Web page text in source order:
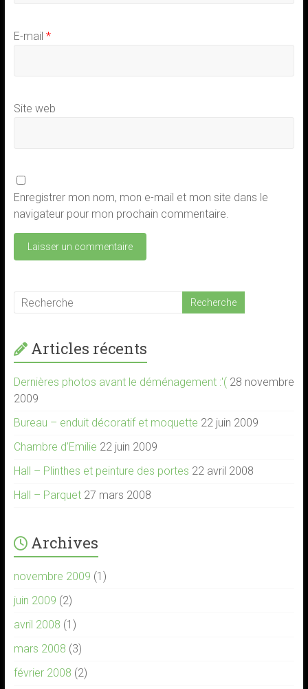
E-mail *
Site web
Enregistrer mon nom, mon e-mail et mon site dans le
navigateur pour mon prochain commentaire.
Articles récents
Dernières photos avant le déménagement :'( 28 novembre
2009
Bureau – enduit décoratif et moquette 22 juin 2009
Chambre d’Emilie 22 juin 2009
Hall – Plinthes et peinture des portes 22 avril 2008
Hall – Parquet 27 mars 2008
Archives
novembre 2009 (1)
juin 2009 (2)
avril 2008 (1)
mars 2008 (3)
février 2008 (2)